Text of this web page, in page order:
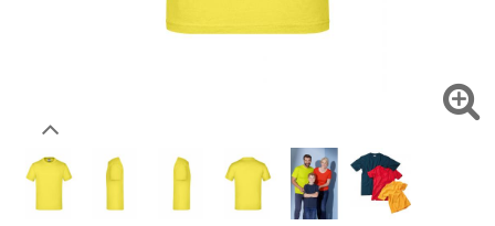
Sie möchten gerne für Ihren privaten Bedarf
